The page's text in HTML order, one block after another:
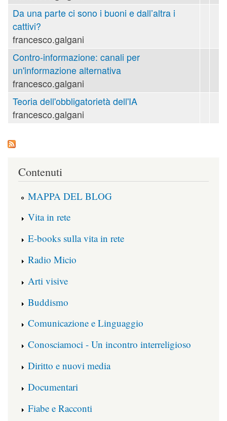
Da una parte ci sono i buoni e dall’altra i
cattivi?
francesco.galgani
Contro-informazione: canali per
un'informazione alternativa
francesco.galgani
Teoria dell'obbligatorietà dell'IA
francesco.galgani
Contenuti
MAPPA DEL BLOG
Vita in rete
E-books sulla vita in rete
Radio Micio
Arti visive
Buddismo
Comunicazione e Linguaggio
Conosciamoci - Un incontro interreligioso
Diritto e nuovi media
Documentari
Fiabe e Racconti